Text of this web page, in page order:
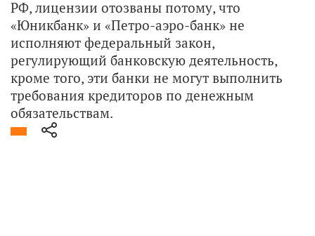
РФ, лицензии отозваны потому, что
«Юникбанк» и «Петро-аэро-банк» не
исполняют федеральный закон,
регулирующий банковскую деятельность,
кроме того, эти банки не могут выполнить
требования кредиторов по денежным
обязательствам.